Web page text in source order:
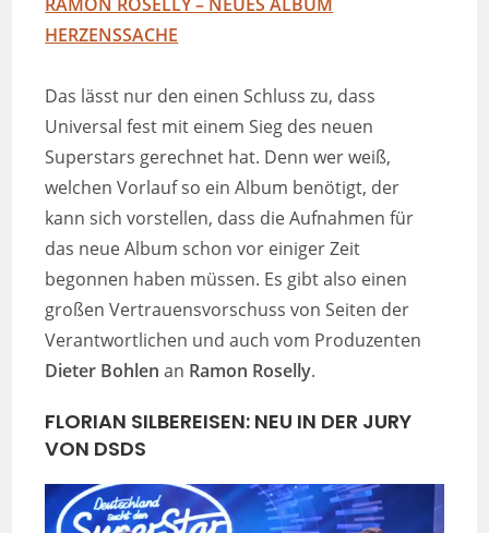
HERZENSSACHE
Das lässt nur den einen Schluss zu, dass
Universal fest mit einem Sieg des neuen
Superstars gerechnet hat. Denn wer weiß,
welchen Vorlauf so ein Album benötigt, der
kann sich vorstellen, dass die Aufnahmen für
das neue Album schon vor einiger Zeit
begonnen haben müssen. Es gibt also einen
großen Vertrauensvorschuss von Seiten der
Verantwortlichen und auch vom Produzenten
Dieter Bohlen an Ramon Roselly.
FLORIAN SILBEREISEN: NEU IN DER JURY
VON DSDS